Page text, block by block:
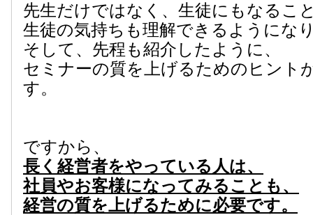
先生だけではなく、生徒にもなるこ
生徒の気持ちも理解できるようにな
そして、先程も紹介したように、
セミナーの質を上げるためのヒント
す。
ですから、
長く経営者をやっている人は、
社員やお客様になってみることも、
経営の質を上げるために必要です。